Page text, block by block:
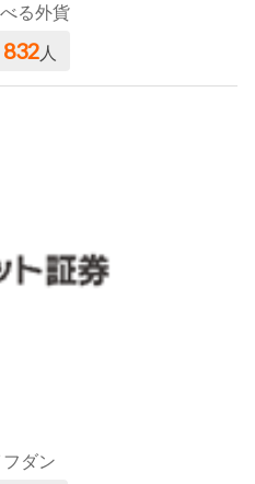
る外貨
832人
ダン